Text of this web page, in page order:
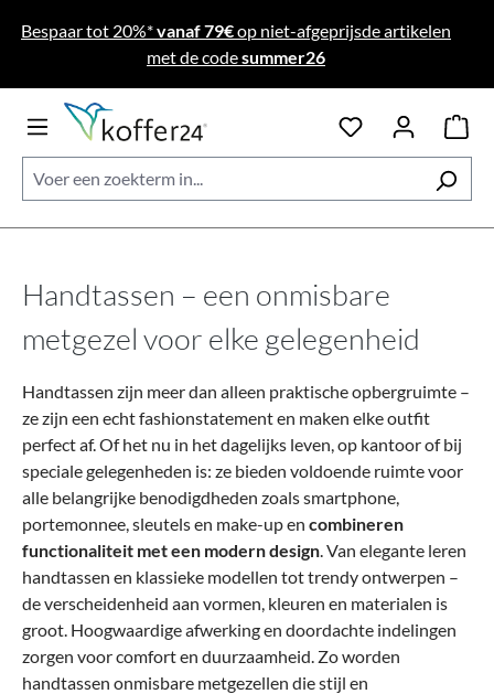
Ga naar de hoofdinhoud
Bespaar tot 20%*vanaf 79€op niet-afgeprijsde artikelen
met de codesummer26
Handtassen – een onmisbare
metgezel voor elke gelegenheid
Handtassen zijn meer dan alleen praktische opbergruimte –
ze zijn een echt fashionstatement en maken elke outfit
perfect af. Of het nu in het dagelijks leven, op kantoor of bij
speciale gelegenheden is: ze bieden voldoende ruimte voor
alle belangrijke benodigdheden zoals smartphone,
portemonnee, sleutels en make-up en combineren
functionaliteit met een modern design.Van elegante leren
handtassen en klassieke modellen tot trendy ontwerpen –
de verscheidenheid aan vormen, kleuren en materialen is
groot. Hoogwaardige afwerking en doordachte indelingen
zorgen voor comfort en duurzaamheid. Zo worden
handtassen onmisbare metgezellen die stijl en